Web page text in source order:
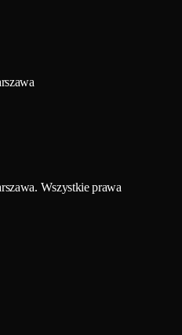
Wszystkie prawa